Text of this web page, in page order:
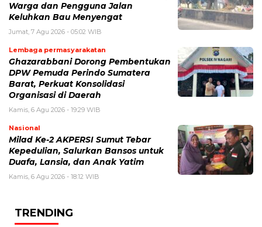
Warga dan Pengguna Jalan
Keluhkan Bau Menyengat
Jumat, 7 Agu 2026 - 05:02 WIB
Lembaga permasyarakatan
Ghazarabbani Dorong Pembentukan
DPW Pemuda Perindo Sumatera
Barat, Perkuat Konsolidasi
Organisasi di Daerah
Kamis, 6 Agu 2026 - 19:29 WIB
Nasional
Milad Ke-2 AKPERSI Sumut Tebar
Kepedulian, Salurkan Bansos untuk
Duafa, Lansia, dan Anak Yatim
Kamis, 6 Agu 2026 - 18:12 WIB
TRENDING